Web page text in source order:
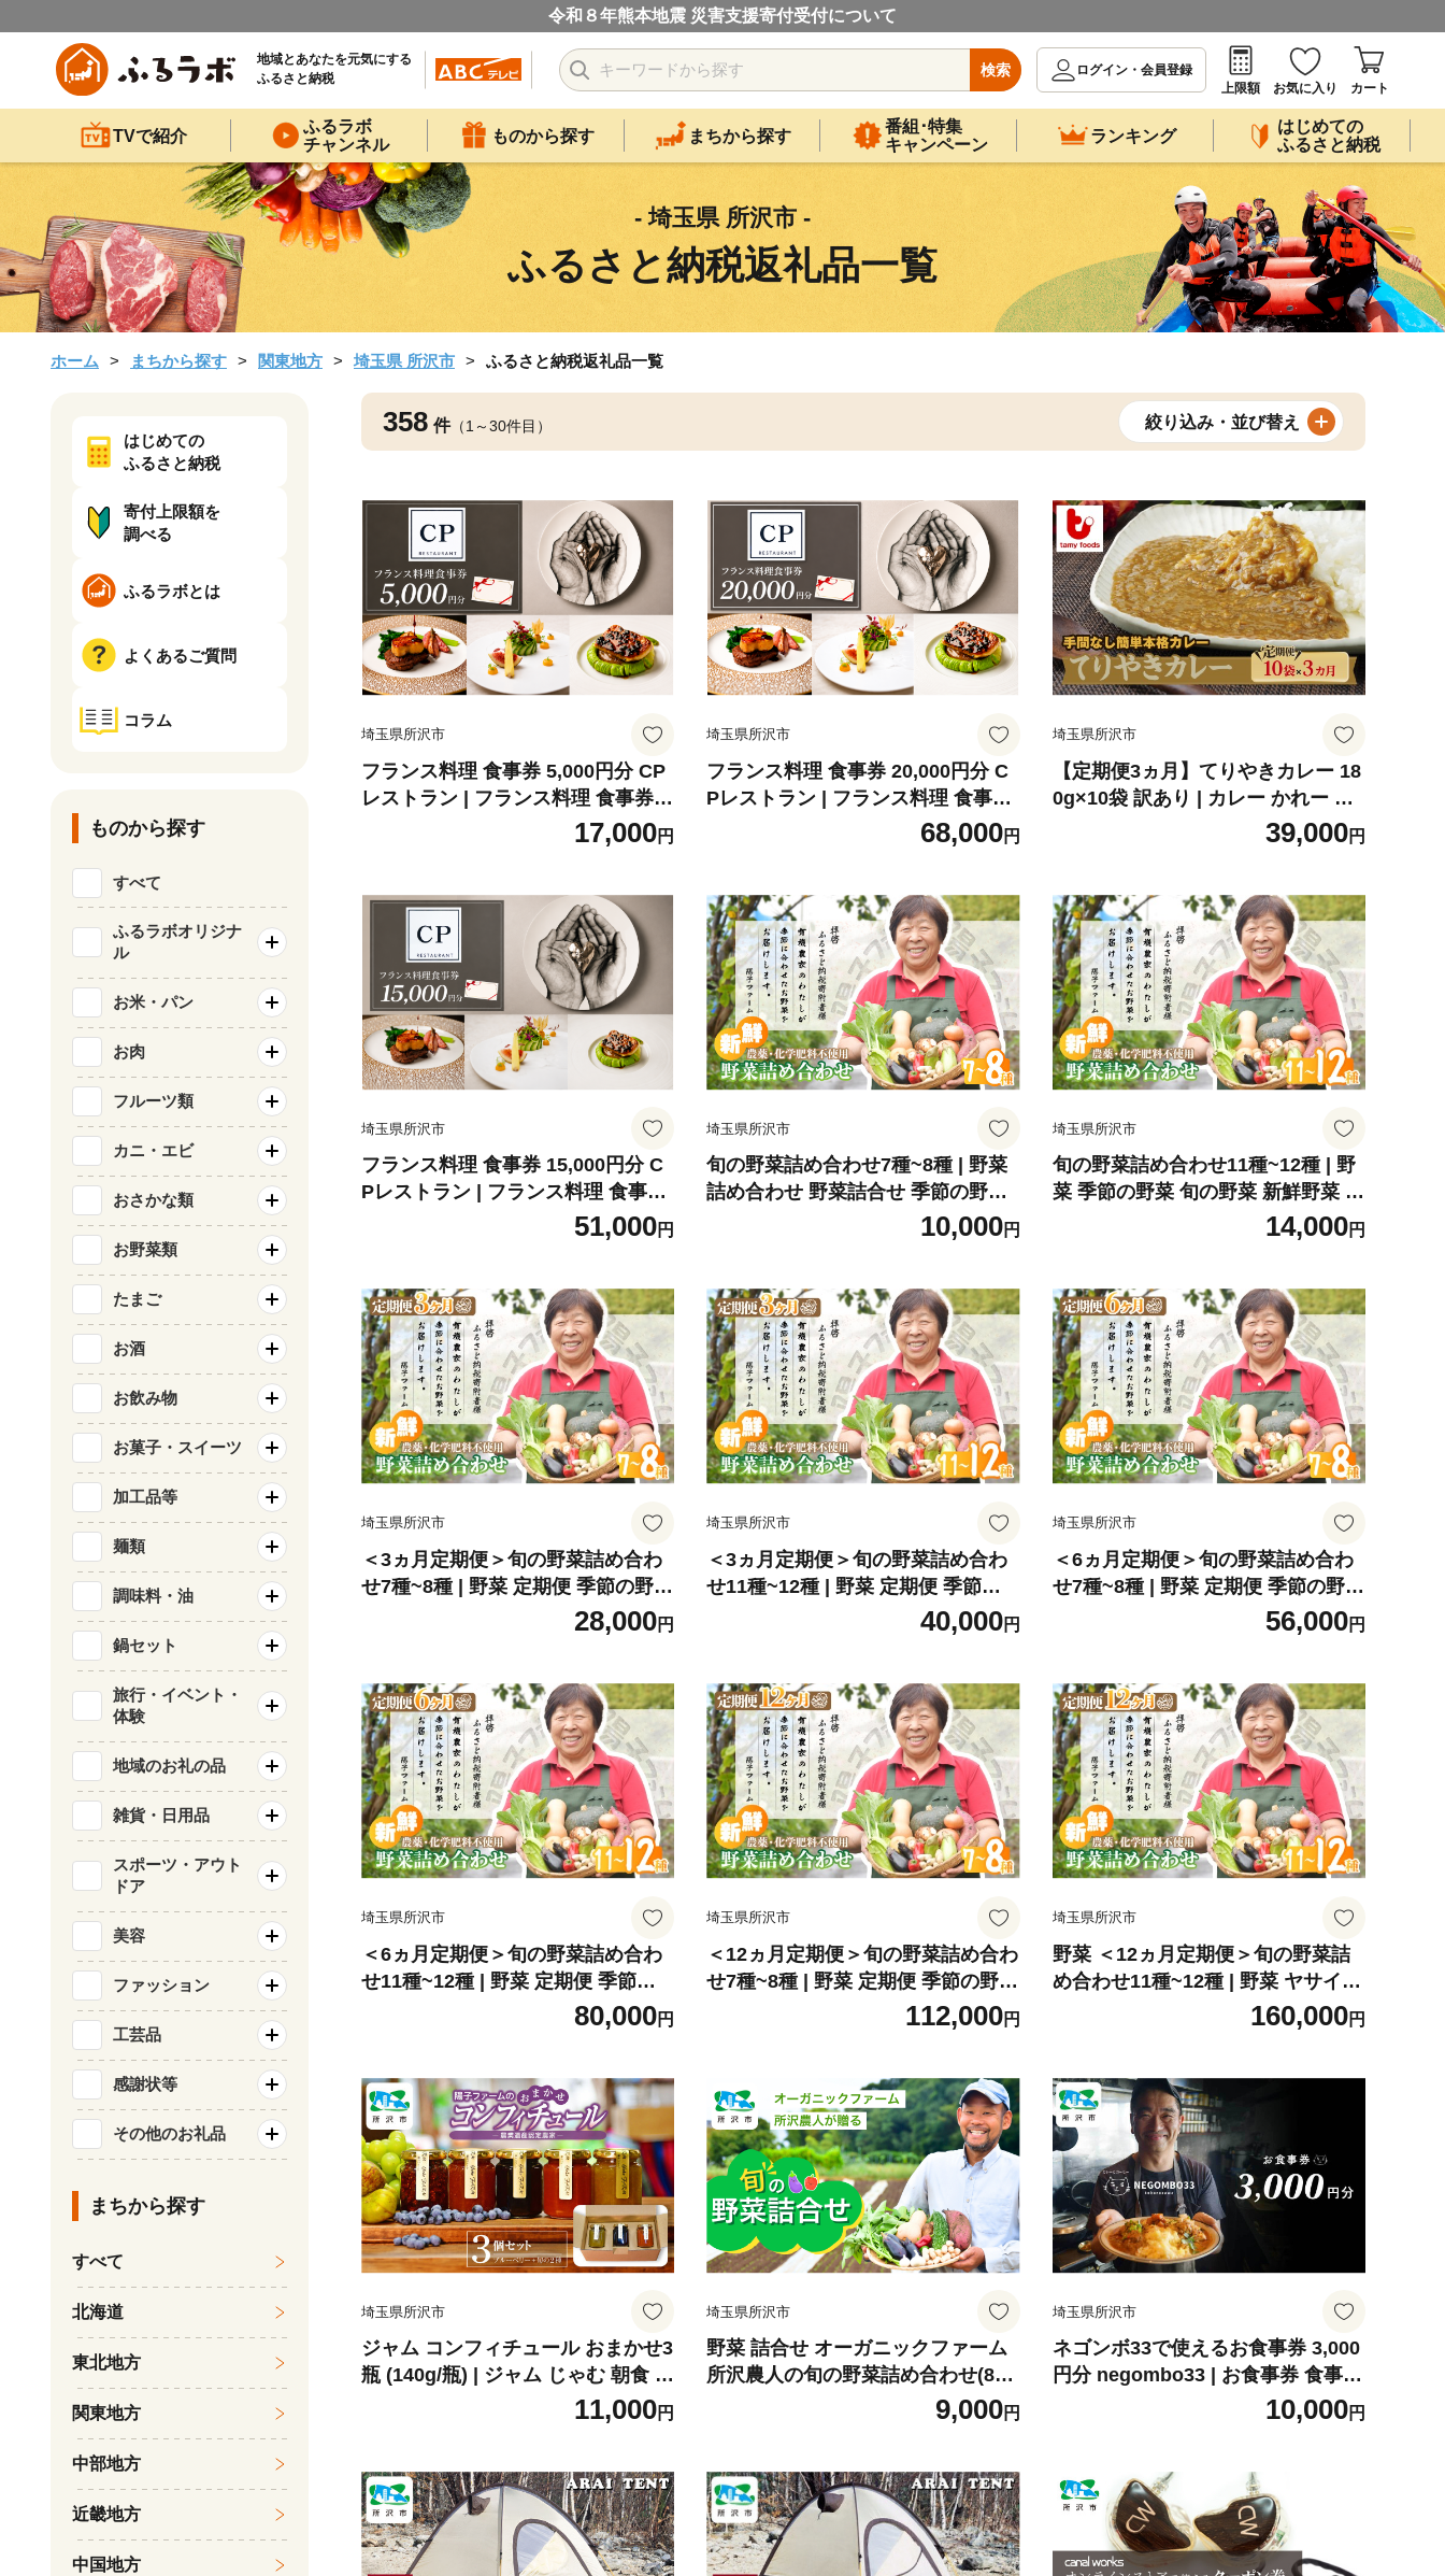
令和８年熊本地震 災害支援寄付受付について
地域とあなたを元気にする
ふるさと納税
検索
ログイン・会員登録
上限額
お気に入り カート
TVで紹介
ふるラボ
チャンネル
ものから探す まちから探す
番組･特集
キャンペーン
ランキング
はじめての
ふるさと納税
- 埼玉県 所沢市 -
ふるさと納税返礼品一覧
ホーム まちから探す 関東地方 埼玉県 所沢市 ふるさと納税返礼品一覧
358 件（1～30件目） 絞り込み・並び替え
埼玉県所沢市
フランス料理 食事券 5,000円分 CP
レストラン | フランス料理 食事券
お食事券 食事 レストラン フレンチ
ランチ ディナー グルメギフト ギフ
チケット 首都圏 関東 おしゃれ 埼玉
県 所沢市
17,000円
埼玉県所沢市
フランス料理 食事券 20,000円分 C
Pレストラン | フランス料理 食事券
お食事券 食事 レストラン フレンチ
ランチ ディナー グルメギフト ギフ
ップル チケット 首都圏 関東 おしゃ
れ 埼玉県 所沢市
68,000円
埼玉県所沢市
【定期便3ヵ月】てりやきカレー 18
0g×10袋 訳あり | カレー かれー 訳
あり てりやきカレー 冷凍カレー カ
レー 時短 レンチン 冷凍食品 保存食
格 中辛 甘口 子供 お子様カレー た
まねぎ おいしい おすすめ 人気 タミ
ー食品 埼玉県 所沢市
39,000円
埼玉県所沢市
フランス料理 食事券 15,000円分 C
Pレストラン | フランス料理 食事券
お食事券 食事 レストラン フレンチ
ランチ ディナー グルメギフト ギフ
チケット 首都圏 関東 おしゃれ 埼玉
県 所沢市
51,000円
埼玉県所沢市
旬の野菜詰め合わせ7種~8種 | 野菜
詰め合わせ 野菜詰合せ 季節の野菜
詰め合わせ 旬の野菜 新鮮野菜詰め
合わせ 野菜 産地直送 栽培期間中農
シュ セット 詰め合わせ サラダ 料理
炒め物 煮物 スムージー 旬 おいしい
安全 安心 お取り寄せ ギフト おすす
め 世界農業遺産 埼玉県 所沢市
10,000円
埼玉県所沢市
旬の野菜詰め合わせ11種~12種 | 野
菜 季節の野菜 旬の野菜 新鮮野菜 産
地直送 栽培期間中農薬不使用 有機
オーガニック フレッシュ セット 詰
スムージー 旬 おいしい 安全 安心
お取り寄せ ギフト おすすめ 世界農
業遺産 埼玉県 所沢市
14,000円
埼玉県所沢市
＜3ヵ月定期便＞旬の野菜詰め合わ
せ7種~8種 | 野菜 定期便 季節の野菜
旬の野菜 新鮮野菜 産地直送 栽培期
間中農薬不使用 有機 オーガニック
ダ 料理 炒め物 煮物 スムージー 旬
おいしい 安全 安心 お取り寄せ ギフ
ト おすすめ 3回 6回 12回 世界農業
遺産 埼玉県 所沢市
28,000円
埼玉県所沢市
＜3ヵ月定期便＞旬の野菜詰め合わ
せ11種~12種 | 野菜 定期便 季節の
野菜 旬の野菜 新鮮野菜 産地直送 栽
培期間中農薬不使用 有機 オーガニ
サラダ 料理 炒め物 煮物 スムージー
旬 おいしい 安全 安心 お取り寄せ
ギフト おすすめ 3回 6回 12回 世界
農業遺産 埼玉県 所沢市
40,000円
埼玉県所沢市
＜6ヵ月定期便＞旬の野菜詰め合わ
せ7種~8種 | 野菜 定期便 季節の野菜
旬の野菜 新鮮野菜 産地直送 栽培期
間中農薬不使用 有機 オーガニック
ダ 料理 炒め物 煮物 スムージー 旬
おいしい 安全 安心 お取り寄せ ギフ
ト おすすめ 3回 6回 12回 世界農業
遺産 埼玉県 所沢市
56,000円
埼玉県所沢市
＜6ヵ月定期便＞旬の野菜詰め合わ
せ11種~12種 | 野菜 定期便 季節の
野菜 旬の野菜 新鮮野菜 産地直送 栽
培期間中農薬不使用 有機 オーガニ
サラダ 料理 炒め物 煮物 スムージー
旬 おいしい 安全 安心 お取り寄せ
ギフト おすすめ 3回 6回 12回 世界
農業遺産 埼玉県 所沢市
80,000円
埼玉県所沢市
＜12ヵ月定期便＞旬の野菜詰め合わ
せ7種~8種 | 野菜 定期便 季節の野菜
旬の野菜 新鮮野菜 産地直送 栽培期
間中農薬不使用 有機 オーガニック
ダ 料理 炒め物 煮物 スムージー 旬
おいしい 安全 安心 お取り寄せ ギフ
ト おすすめ 3回 6回 12回 世界農業
遺産 埼玉県 所沢市
112,000円
埼玉県所沢市
野菜 ＜12ヵ月定期便＞旬の野菜詰
め合わせ11種~12種 | 野菜 ヤサイ
やさい 春野菜 はるやさい ハルヤサ
イ 夏野菜 なつやさい ナツヤサイ 秋
ふゆやさい フユヤサイ 旬野菜 しゅ
んやさい シュンヤサイ 定期便 季節
の野菜 旬の野菜 新鮮野菜 産地直送
有機 オーガニック セット 詰め合わ
せ サラダ 旬 ギフト 12回 世界農業
遺産 埼玉県 所沢市
160,000円
埼玉県所沢市
ジャム コンフィチュール おまかせ3
瓶 (140g/瓶) | ジャム じゃむ 朝食 パ
ンブルーベリー キウイ あんず いち
じく シャインマスカット ルバーブ
いしい 安全 安心 お取り寄せ ギフト
おすすめ 贈答 プレゼント 陽子ファ
ーム 埼玉県 所沢市
11,000円
埼玉県所沢市
野菜 詰合せ オーガニックファーム
所沢農人の旬の野菜詰め合わせ(8種
以上) | 野菜 やさい ヤサイ 野菜詰合
せ 野菜セット 詰め合わせ 詰合せ セ
ギフト お取り寄せ 埼玉県 所沢市
9,000円
埼玉県所沢市
ネゴンボ33で使えるお食事券 3,000
円分 negombo33 | お食事券 食事券
お食事 食事 外食 家族 ファミリー
チケット ランチ 料理 カレー コーヒ
10,000円
はじめての
ふるさと納税
寄付上限額を
調べる
ふるラボとは
よくあるご質問
コラム
ものから探す
すべて
ふるラボオリジナ
ル
お米・パン
お肉
フルーツ類
カニ・エビ
おさかな類
お野菜類
たまご
お酒
お飲み物
お菓子・スイーツ
加工品等
麺類
調味料・油
鍋セット
旅行・イベント・
体験
地域のお礼の品
雑貨・日用品
スポーツ・アウト
ドア
美容
ファッション
工芸品
感謝状等
その他のお礼品
まちから探す
すべて
北海道
東北地方
関東地方
中部地方
近畿地方
中国地方